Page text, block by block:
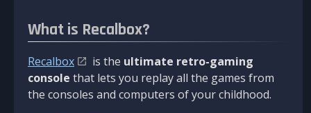
What is Recalbox?
Recalbox is the ultimate retro-gaming
console that lets you replay all the games from
the consoles and computers of your childhood.